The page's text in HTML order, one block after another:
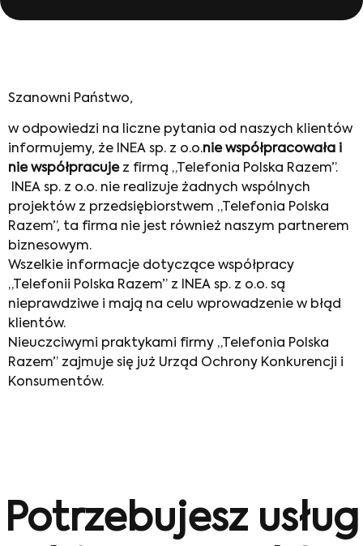
Szanowni Państwo,
w odpowiedzi na liczne pytania od naszych klientów
informujemy, że INEA sp. z o.o.nie współpracowała i
nie współpracujez firmą „Telefonia Polska Razem”.
INEA sp. z o.o. nie realizuje żadnych wspólnych
projektów z przedsiębiorstwem „Telefonia Polska
Razem”, ta firma nie jest również naszym partnerem
biznesowym.
Wszelkie informacje dotyczące współpracy
„Telefonii Polska Razem” z INEA sp. z o.o. są
nieprawdziwe i mają na celu wprowadzenie w błąd
klientów.
Nieuczciwymi praktykami firmy „Telefonia Polska
Razem” zajmuje się już Urząd Ochrony Konkurencji i
Konsumentów.
Potrzebujesz usług